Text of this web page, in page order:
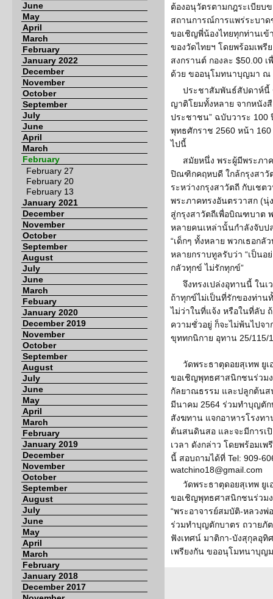
June
May
April
March
February
January 2022
December
November
October
September
July
June
April
March
February
February 27
February 20
February 13
January 2021
December
November
October
September
August
July
June
March
Febuary
January 2020
December 2019
November
October
September
August
July
June
May
April
March
February
January 2019
December
November
October
September
August
July
June
May
April
March
February
January 2018
December 2017
ต้องอนุวัตรตามกฎระเบียบ
สถานการณ์การแพร่ระบาด
ขอเชิญพี่น้องไทยทุกท่านเข้
ของวัดไทยฯ โดยพร้อมเพรี
สงกรานต์ กองละ $50.00
ด้วย ขออนุโมทนาบุญมา ณ
ประชาสัมพันธ์สัปดาห์นี้
ญาติโยมทั้งหลาย จากหนัง
ประชาชน” ฉบับวาระ
พุทธศักราช 2560 หน้า
ไปนี้
สมัยหนึ่ง พระผู้มีพระภา
ปิณฑิกคฤหบดี ใกล้กรุงสาวั
ระหว่างกรุงสาวัตถี กับเช
พระภาคทรงอันตรวาสก (นุ่
สู่กรุงสาวัตถีเพื่อบิณฑบาต
หลายคนเหล่านั้นกำลังจับป
“เด็กๆ ทั้งหลาย พวกเธอกลั
หลายกราบทูลรับว่า “เป็นอ
กลัวทุกข์ ไม่รักทุกข์”
จึงทรงเปล่งอุทานนี้ ใน
ถ้าทุกข์ไม่เป็นที่รักของท่าน
ไม่ว่าในที่แจ้ง หรือในที่ลับ
ความชั่วอยู่ ก็จะไม่พ้นไปจ
ขุททกนิกาย อุทาน 25/115/
วัดพระธาตุดอยสุเทพ ยู
ขอเชิญพุทธศาสนิกชนร่วม
กัลยาณธรรม และปลูกต้น
มีนาคม 2564 ร่วมทำบุญตัก
สังฆทาน แจกอาหารโรงท
ต้นสนดินสอ และจะมีการเ
เวลา ดังกล่าว โดยพร้อมเ
นี้ สอบถามได้ที่ Tel: 909-
watchino18@gmail.com
วัดพระธาตุดอยสุเทพ ยู
ขอเชิญพุทธศาสนิกชนร่วม
“พระอาจารย์สมบัติ-หลวงพ่
ร่วมทำบุญตักบาตร ถวายภั
ฟังเทศน์ มาติกา-บังสุกุลอุทิ
เพรียงกัน ขออนุโมทนาบุญ